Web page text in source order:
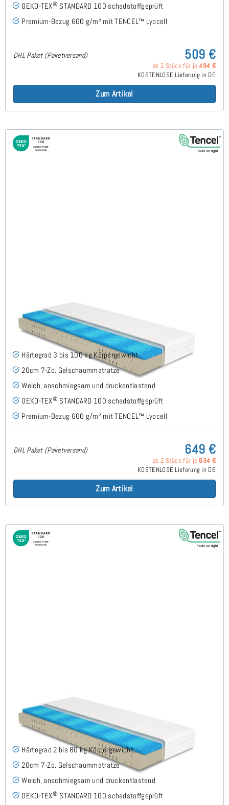
OEKO-TEX® STANDARD 100 schadstoffgeprüft
Premium-Bezug 600 g/m² mit TENCEL™ Lyocell
DHL Paket (Paketversand) 509 €
ab 2 Stück für je494 €
KOSTENLOSE Lieferung in DE
Zum Artikel
Siro Gel H3 (TENCEL™ Lyocell) Gelschaummatratze
140x190 cm - Sonderanfertigung
Härtegrad 3 bis 100 kg Körpergewicht
20cm 7-Zo. Gelschaummatratze
Weich, anschmiegsam und druckentlastend
OEKO-TEX® STANDARD 100 schadstoffgeprüft
Premium-Bezug 600 g/m² mit TENCEL™ Lyocell
DHL Paket (Paketversand) 649 €
ab 2 Stück für je 634 €
KOSTENLOSE Lieferung in DE
Zum Artikel
Siro Gel H2 (TENCEL™ Lyocell) Gelschaummatratze
140x190 cm - Sonderanfertigung
Härtegrad 2 bis 80 kg Körpergewicht
20cm 7-Zo. Gelschaummatratze
Weich, anschmiegsam und druckentlastend
OEKO-TEX® STANDARD 100 schadstoffgeprüft